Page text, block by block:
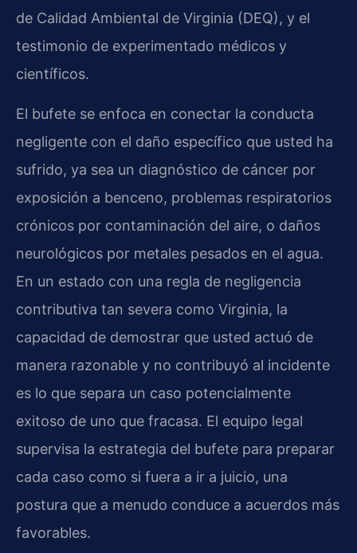
de Calidad Ambiental de Virginia (DEQ), y el
testimonio de experimentado médicos y
científicos.
El bufete se enfoca en conectar la conducta
negligente con el daño específico que usted ha
sufrido, ya sea un diagnóstico de cáncer por
exposición a benceno, problemas respiratorios
crónicos por contaminación del aire, o daños
neurológicos por metales pesados en el agua.
En un estado con una regla de negligencia
contributiva tan severa como Virginia, la
capacidad de demostrar que usted actuó de
manera razonable y no contribuyó al incidente
es lo que separa un caso potencialmente
exitoso de uno que fracasa. El equipo legal
supervisa la estrategia del bufete para preparar
cada caso como si fuera a ir a juicio, una
postura que a menudo conduce a acuerdos más
favorables.